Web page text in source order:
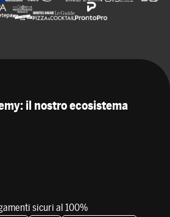
il nostro ecosistema
sicuri al 100%